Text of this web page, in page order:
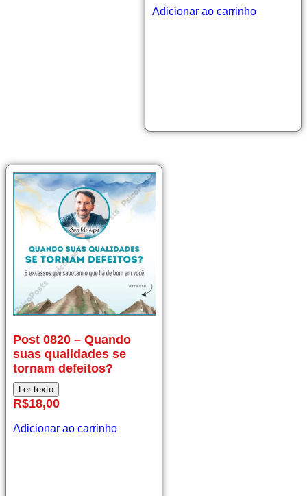
a
Adicionar ao carrinho
0820
–
Quando
suas
qualidades
se
defeitos?
Post 0820 – Quando
suas qualidades se
tornam defeitos?
Ler texto
R$18,00
Adicionar ao carrinho